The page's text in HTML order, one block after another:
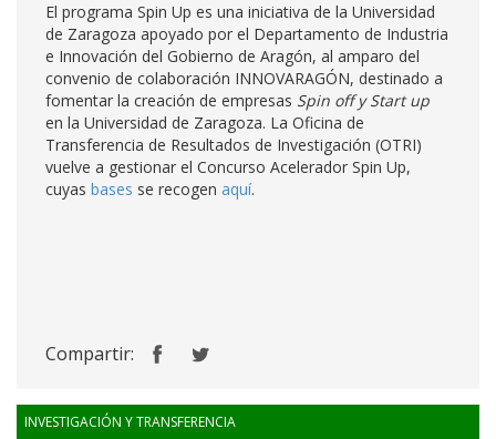
El programa Spin Up es una iniciativa de la Universidad
de Zaragoza apoyado por el Departamento de Industria
e Innovación del Gobierno de Aragón, al amparo del
convenio de colaboración INNOVARAGÓN, destinado a
fomentar la creación de empresas Spin off y Start up
en la Universidad de Zaragoza. La Oficina de
Transferencia de Resultados de Investigación (OTRI)
vuelve a gestionar el Concurso Acelerador Spin Up,
cuyas bases se recogen aquí.
Compartir:
INVESTIGACIÓN Y TRANSFERENCIA